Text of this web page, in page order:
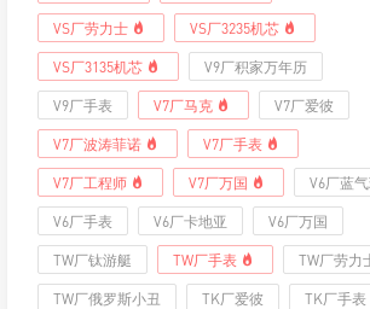
VS厂劳力士 VS厂3235机芯
VS厂3135机芯 V9厂积家万年历
V9厂手表 V7厂马克 V7厂爱彼
V7厂波涛菲诺 V7厂手表
V7厂工程师 V7厂万国 V6厂蓝
V6厂手表 V6厂卡地亚 V6厂万国
TW厂钛游艇 TW厂手表 TW厂劳力
TW厂俄罗斯小丑 TK厂爱彼 TK厂手表